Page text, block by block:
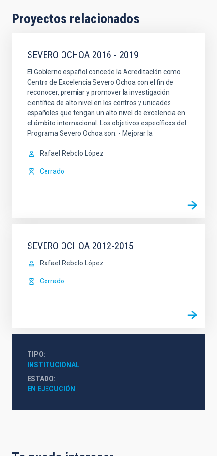
Proyectos relacionados
SEVERO OCHOA 2016 - 2019
El Gobierno español concede la Acreditación como
Centro de Excelencia Severo Ochoa con el fin de
reconocer, premiar y promover la investigación
científica de alto nivel en los centros y unidades
españoles que tengan un alto nivel de excelencia en
el ámbito internacional. Los objetivos específicos del
Programa Severo Ochoa son: - Mejorar la
Rafael Rebolo López
Cerrado
SEVERO OCHOA 2012-2015
Rafael Rebolo López
Cerrado
TIPO
INSTITUCIONAL
ESTADO
EN EJECUCIÓN